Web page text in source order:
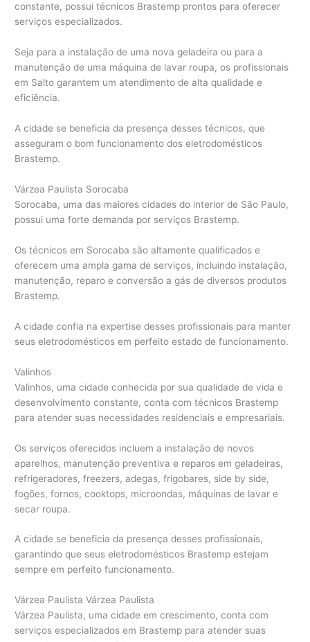
constante, possui técnicos Brastemp prontos para oferecer
serviços especializados.
Seja para a instalação de uma nova geladeira ou para a
manutenção de uma máquina de lavar roupa, os profissionais
em Salto garantem um atendimento de alta qualidade e
eficiência.
A cidade se beneficia da presença desses técnicos, que
asseguram o bom funcionamento dos eletrodomésticos
Brastemp.
Várzea Paulista Sorocaba
Sorocaba, uma das maiores cidades do interior de São Paulo,
possui uma forte demanda por serviços Brastemp.
Os técnicos em Sorocaba são altamente qualificados e
oferecem uma ampla gama de serviços, incluindo instalação,
manutenção, reparo e conversão a gás de diversos produtos
Brastemp.
A cidade confia na expertise desses profissionais para manter
seus eletrodomésticos em perfeito estado de funcionamento.
Valinhos
Valinhos, uma cidade conhecida por sua qualidade de vida e
desenvolvimento constante, conta com técnicos Brastemp
para atender suas necessidades residenciais e empresariais.
Os serviços oferecidos incluem a instalação de novos
aparelhos, manutenção preventiva e reparos em geladeiras,
refrigeradores, freezers, adegas, frigobares, side by side,
fogões, fornos, cooktops, microondas, máquinas de lavar e
secar roupa.
A cidade se beneficia da presença desses profissionais,
garantindo que seus eletrodomésticos Brastemp estejam
sempre em perfeito funcionamento.
Várzea Paulista Várzea Paulista
Várzea Paulista, uma cidade em crescimento, conta com
serviços especializados em Brastemp para atender suas